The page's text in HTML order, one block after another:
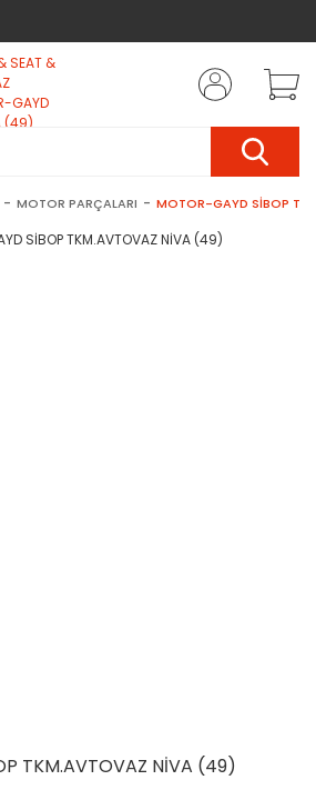
MOTOR PARÇALARI MOTOR-GAYD SİBOP
TKM.AVTOVAZ NİVA (49)